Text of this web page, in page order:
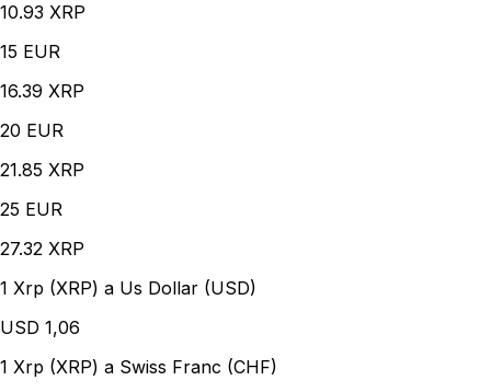
10.93 XRP
15 EUR
16.39 XRP
20 EUR
21.85 XRP
25 EUR
27.32 XRP
1 Xrp (XRP) a Us Dollar (USD)
USD 1,06
1 Xrp (XRP) a Swiss Franc (CHF)